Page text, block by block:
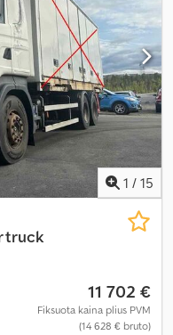
1 / 15
truck
11 702 €
Fiksuota kaina plius PVM
(14 628 € bruto)